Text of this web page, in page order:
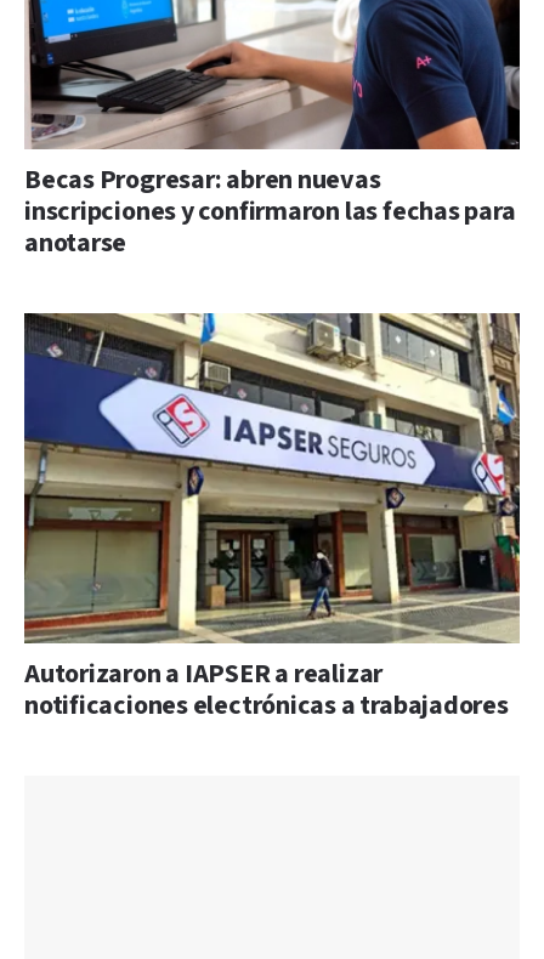
Becas Progresar: abren nuevas
inscripciones y confirmaron las fechas para
anotarse
Autorizaron a IAPSER a realizar
notificaciones electrónicas a trabajadores